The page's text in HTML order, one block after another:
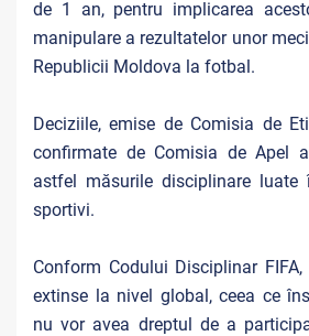
de 1 an, pentru implicarea
manipulare a rezultatelor unor
Republicii Moldova la fotbal.
Deciziile, emise de Comisia de
confirmate de Comisia de Apel
astfel măsurile disciplinare luate
sportivi.
Conform Codului Disciplinar
extinse la nivel global, ceea ce
nu vor avea dreptul de a